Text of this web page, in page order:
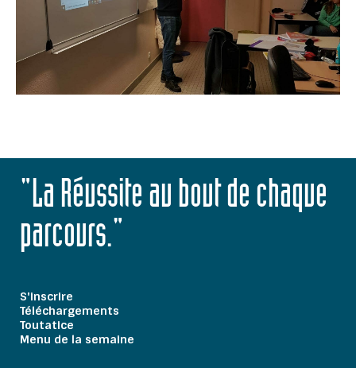
"La Réussite au bout de chaque
parcours."
S'inscrire
Téléchargements
Toutatice
Menu de la semaine